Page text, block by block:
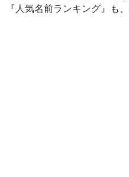
『人気名前ランキング』も